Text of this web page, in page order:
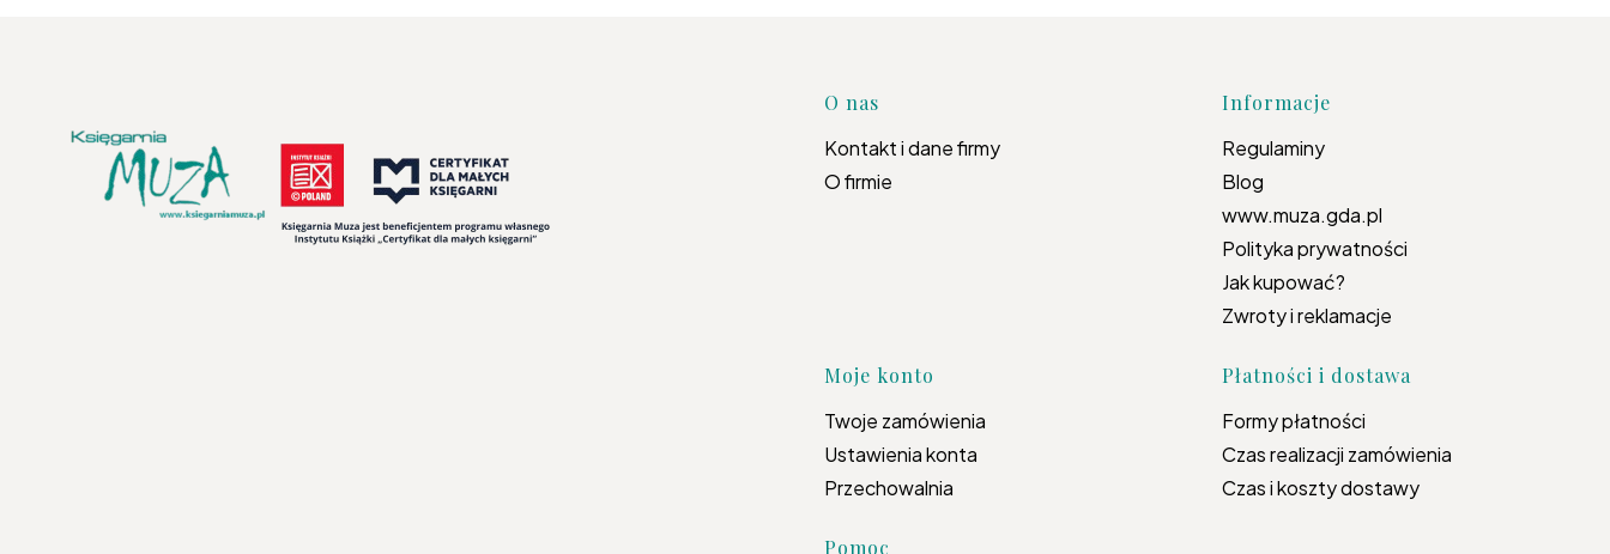
Linki w stopce
O nas
Kontakt i dane firmy
O firmie
Informacje
Regulaminy
Blog
www.muza.gda.pl
Polityka prywatności
Jak kupować?
Zwroty i reklamacje
Moje konto
Twoje zamówienia
Ustawienia konta
Przechowalnia
Płatności i dostawa
Formy płatności
Czas realizacji zamówienia
Czas i koszty dostawy
Pomoc